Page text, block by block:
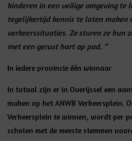
kinderen in een veilige omgeving te
tegelijkertijd kennis te laten maken
verkeerssituaties. Zo sturen ze hun
met een gerust hart op pad. ”
In iedere provincie één winnaar
In totaal zijn er in Overijssel een
maken op het ANWB Verkeersplein.
Verkeersplein te winnen, wordt per
scholen met de meeste stemmen